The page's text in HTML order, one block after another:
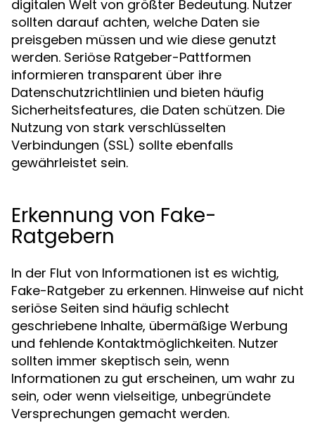
digitalen Welt von größter Bedeutung. Nutzer
sollten darauf achten, welche Daten sie
preisgeben müssen und wie diese genutzt
werden. Seriöse Ratgeber-Pattformen
informieren transparent über ihre
Datenschutzrichtlinien und bieten häufig
Sicherheitsfeatures, die Daten schützen. Die
Nutzung von stark verschlüsselten
Verbindungen (SSL) sollte ebenfalls
gewährleistet sein.
Erkennung von Fake-
Ratgebern
In der Flut von Informationen ist es wichtig,
Fake-Ratgeber zu erkennen. Hinweise auf nicht
seriöse Seiten sind häufig schlecht
geschriebene Inhalte, übermäßige Werbung
und fehlende Kontaktmöglichkeiten. Nutzer
sollten immer skeptisch sein, wenn
Informationen zu gut erscheinen, um wahr zu
sein, oder wenn vielseitige, unbegründete
Versprechungen gemacht werden.